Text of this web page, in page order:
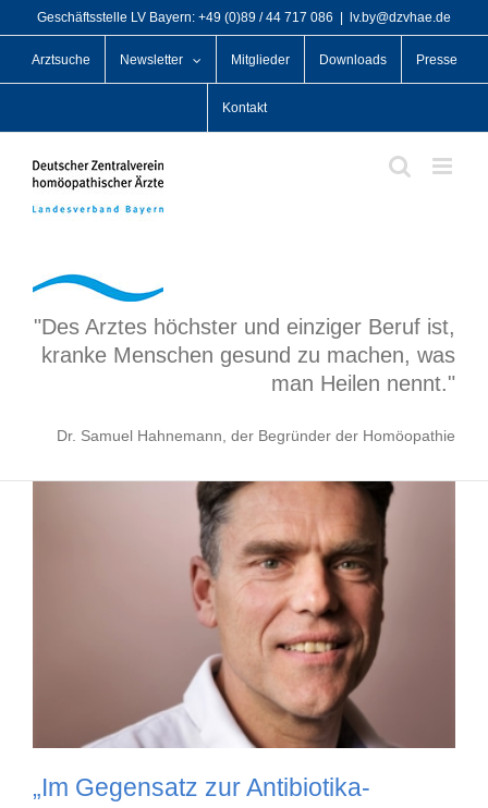
Inhalt
springen
Geschäftsstelle LV Bayern: +49 (0)89 / 44 717 086 lv.by@dzvhae.de
Arztsuche Newsletter Mitglieder Downloads Presse
Kontakt
"Des Arztes höchster und einziger Beruf ist,
kranke Menschen gesund zu machen, was
man Heilen nennt."
Dr. Samuel Hahnemann, der Begründer der Homöopathie
„Im Gegensatz zur Antibiotika-